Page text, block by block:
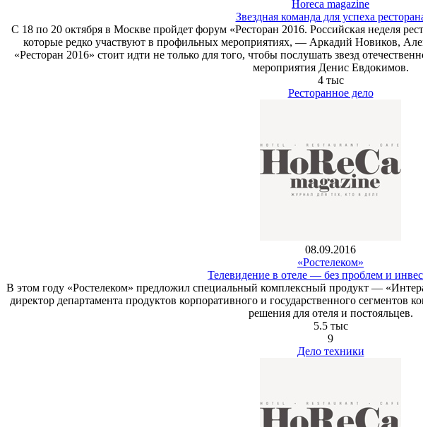
Horeca magazine
Звездная команда для успеха
С 18 по 20 октября в Москве пройдет форум «Ресторан 2016. Российская неделя
которые редко участвуют в профильных мероприятиях, — Аркадий Новиков,
«Ресторан 2016» стоит идти не только для того, чтобы послушать звезд
мероприятия Денис Евдокимов.
4 тыс
Ресторанное дело
08.09.2016
«Ростелеком»
Телевидение в отеле — без проблем и
В этом году «Ростелеком» предложил специальный комплексный продукт —
директор департамента продуктов корпоративного и государственного сегментов
решения для отеля и постояльцев.
5.5 тыс
9
Дело техники